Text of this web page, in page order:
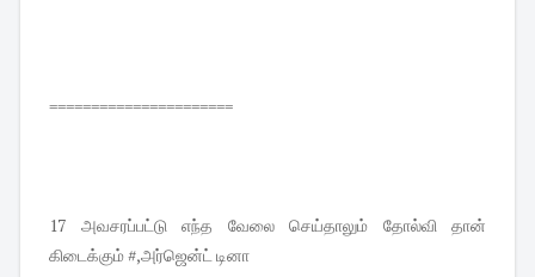
======================
17 அவசரப்பட்டு எந்த வேலை செய்தாலும் தோல்வி தான்
கிடைக்கும் #,அர்ஜென்ட் டினா